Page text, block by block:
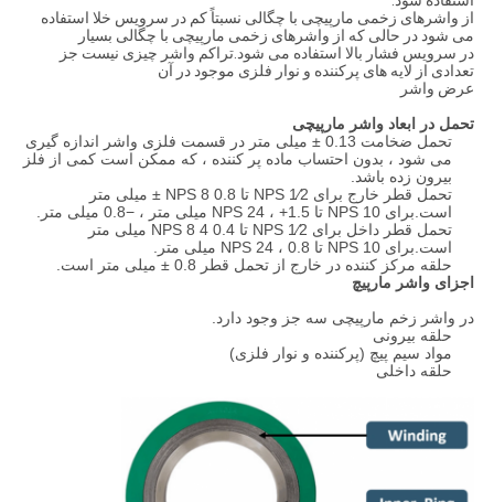
از واشرهای زخمی مارپیچی با چگالی نسبتاً کم در سرویس خلا استفاده
می شود در حالی که از واشرهای زخمی مارپیچی با چگالی بسیار
در سرویس فشار بالا استفاده می شود.تراکم واشر چیزی نیست جز
تعدادی از لایه های پرکننده و نوار فلزی موجود در آن
عرض واشر
تحمل در ابعاد واشر مارپیچی
تحمل ضخامت 0.13 ± میلی متر در قسمت فلزی واشر اندازه گیری
می شود ، بدون احتساب ماده پر کننده ، که ممکن است کمی از فلز
بیرون زده باشد.
تحمل قطر خارج برای NPS 1⁄2 تا NPS 8 0.8 ± میلی متر
است.برای NPS 10 تا NPS 24 ، +1.5 میلی متر ، −0.8 میلی متر.
تحمل قطر داخل برای NPS 1⁄2 تا NPS 8 4 0.4 میلی متر
است.برای NPS 10 تا NPS 24 ، 0.8 میلی متر.
حلقه مرکز کننده در خارج از تحمل قطر 0.8 ± میلی متر است.
اجزای واشر مارپیچ
در واشر زخم مارپیچی سه جز وجود دارد.
حلقه بیرونی
مواد سیم پیچ (پرکننده و نوار فلزی)
حلقه داخلی